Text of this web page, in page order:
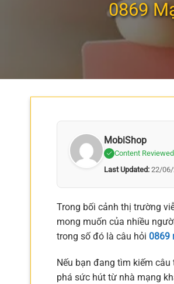
0869
MobiShop
Content Reviewed
Last Updated: 22/
Trong bối cảnh thị trường
mong muốn của nhiều
trong số đó là câu hỏi 0869
Nếu bạn đang tìm kiếm
phá sức hút từ nhà mạng